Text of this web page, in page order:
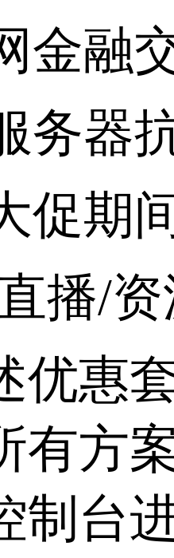
金融
务器
促期
播/
优惠
有方
制台